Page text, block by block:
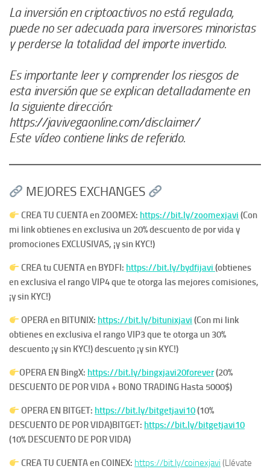
La inversión en criptoactivos no está regulada,
puede no ser adecuada para inversores minoristas
y perderse la totalidad del importe invertido.
Es importante leer y comprender los riesgos de
esta inversión que se explican detalladamente en
la siguiente dirección:
https://javivegaonline.com/disclaimer/
Este vídeo contiene links de referido.
MEJORES EXCHANGES
CREA TU CUENTA en ZOOMEX: https://bit.ly/zoomexjavi (Con
mi link obtienes en exclusiva un 20% descuento de por vida y
promociones EXCLUSIVAS, ¡y sin KYC!)
CREA tu CUENTA en BYDFI: https://bit.ly/bydfijavi(obtienes
en exclusiva el rango VIP4 que te otorga las mejores comisiones,
¡y sin KYC!)
OPERA en BITUNIX: https://bit.ly/bitunixjavi (Con mi link
obtienes en exclusiva el rango VIP3 que te otorga un 30%
descuento ¡y sin KYC!) descuento ¡y sin KYC!)
OPERA EN BingX: https://bit.ly/bingxjavi20forever(20%
DESCUENTO DE POR VIDA + BONO TRADING Hasta 5000$)
OPERA EN BITGET: https://bit.ly/bitgetjavi10(10%
DESCUENTO DE POR VIDA)BITGET: https://bit.ly/bitgetjavi10
(10% DESCUENTO DE POR VIDA)
CREA TU CUENTA en COINEX: https://bit.ly/coinexjavi (Llévate